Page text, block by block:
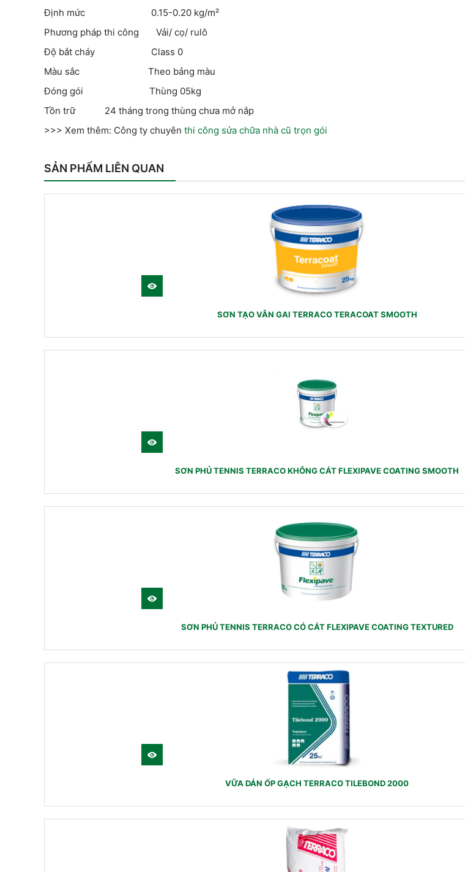
Định mức 0.15-0.20 kg/m²
Phương pháp thi công Vải/ cọ/ rulô
Độ bắt cháy Class 0
Màu sắc Theo bảng màu
Đóng gói Thùng 05kg
Tồn trữ 24 tháng trong thùng chưa mở nắp
>>> Xem thêm: Công ty chuyên thi công sửa chữa nhà cũ trọn gói
SẢN PHẨM LIÊN QUAN
SƠN TẠO VÂN GAI TERRACO TERACOAT SMOOTH
SƠN PHỦ TENNIS TERRACO KHÔNG CÁT FLEXIPAVE COATING SMOOTH
SƠN PHỦ TENNIS TERRACO CÓ CÁT FLEXIPAVE COATING TEXTURED
VỮA DÁN ỐP GẠCH TERRACO TILEBOND 2000